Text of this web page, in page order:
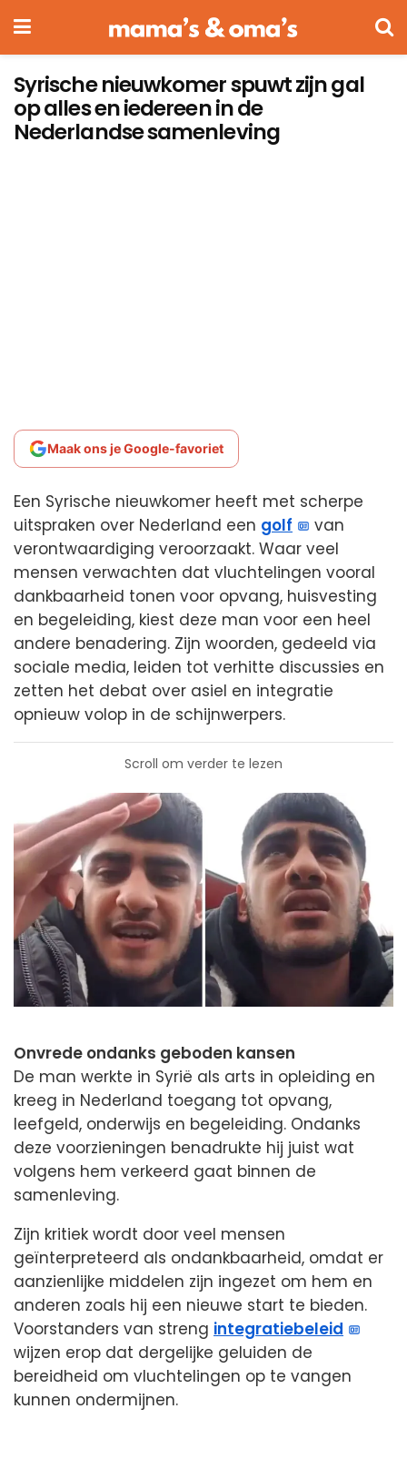
Syrische nieuwkomer spuwt zijn gal
op alles en iedereen in de
Nederlandse samenleving
Maak ons je Google-favoriet
Een Syrische nieuwkomer heeft met scherpe
uitspraken over Nederland een golf
van
verontwaardiging veroorzaakt. Waar veel
mensen verwachten dat vluchtelingen vooral
dankbaarheid tonen voor opvang, huisvesting
en begeleiding, kiest deze man voor een heel
andere benadering. Zijn woorden, gedeeld via
sociale media, leiden tot verhitte discussies en
zetten het debat over asiel en integratie
opnieuw volop in de schijnwerpers.
Scroll om verder te lezen
Onvrede ondanks geboden kansen
De man werkte in Syrië als arts in opleiding en
kreeg in Nederland toegang tot opvang,
leefgeld, onderwijs en begeleiding. Ondanks
deze voorzieningen benadrukte hij juist wat
volgens hem verkeerd gaat binnen de
samenleving.
Zijn kritiek wordt door veel mensen
geïnterpreteerd als ondankbaarheid, omdat er
aanzienlijke middelen zijn ingezet om hem en
anderen zoals hij een nieuwe start te bieden.
Voorstanders van streng integratiebeleid
wijzen erop dat dergelijke geluiden de
bereidheid om vluchtelingen op te vangen
kunnen ondermijnen.